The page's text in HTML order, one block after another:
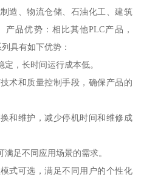
造、物流仓储、石油化工、建筑
品优势：相比其他PLC产品，
具有如下优势：
，长时间运行成本低。
术和质量控制手段，确保产品的
和维护，减少停机时间和维修成
足不同应用场景的需求。
式可选，满足不同用户的个性化